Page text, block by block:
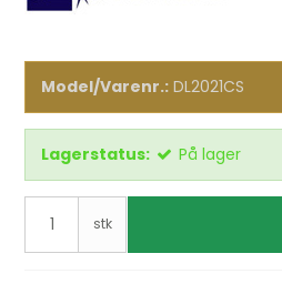
Model/Varenr.: DL2021CS
Lagerstatus: På lager
stk